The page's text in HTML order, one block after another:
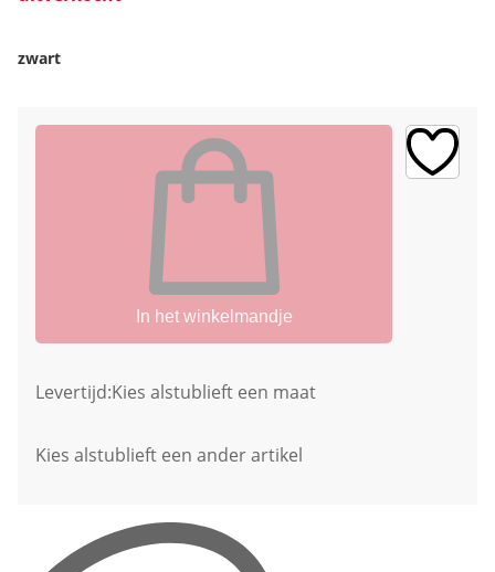
zwart
In het winkelmandje
Levertijd:Kies alstublieft een maat
Kies alstublieft een ander artikel